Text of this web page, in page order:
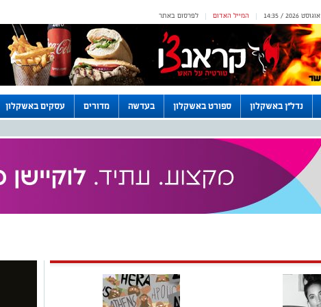
לפרסום באתר | המייל האדום |
נדל"ן באשקלון ספורט באשקלון בעדשה מדורים עסקים באשקלון